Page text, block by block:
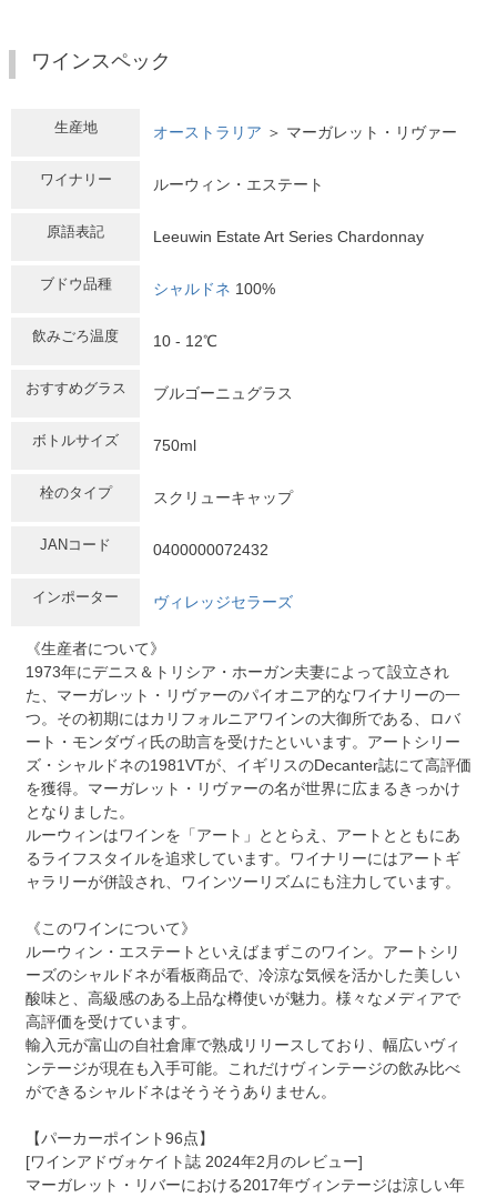
ワインスペック
生産地 オーストラリア ＞ マーガレット・リヴァー
ワイナリー ルーウィン・エステート
原語表記 Leeuwin Estate Art Series Chardonnay
ブドウ品種 シャルドネ 100%
飲みごろ温度 10 - 12℃
おすすめグラス ブルゴーニュグラス
ボトルサイズ 750ml
栓のタイプ スクリューキャップ
JANコード 0400000072432
インポーター ヴィレッジセラーズ
《生産者について》
1973年にデニス＆トリシア・ホーガン夫妻によって設立され
た、マーガレット・リヴァーのパイオニア的なワイナリーの一
つ。その初期にはカリフォルニアワインの大御所である、ロバ
ート・モンダヴィ氏の助言を受けたといいます。アートシリー
ズ・シャルドネの1981VTが、イギリスのDecanter誌にて高評価
を獲得。マーガレット・リヴァーの名が世界に広まるきっかけ
となりました。
ルーウィンはワインを「アート」ととらえ、アートとともにあ
るライフスタイルを追求しています。ワイナリーにはアートギ
ャラリーが併設され、ワインツーリズムにも注力しています。
《このワインについて》
ルーウィン・エステートといえばまずこのワイン。アートシリ
ーズのシャルドネが看板商品で、冷涼な気候を活かした美しい
酸味と、高級感のある上品な樽使いが魅力。様々なメディアで
高評価を受けています。
輸入元が富山の自社倉庫で熟成リリースしており、幅広いヴィ
ンテージが現在も入手可能。これだけヴィンテージの飲み比べ
ができるシャルドネはそうそうありません。
【パーカーポイント96点】
[ワインアドヴォケイト誌 2024年2月のレビュー]
マーガレット・リバーにおける2017年ヴィンテージは涼しい年